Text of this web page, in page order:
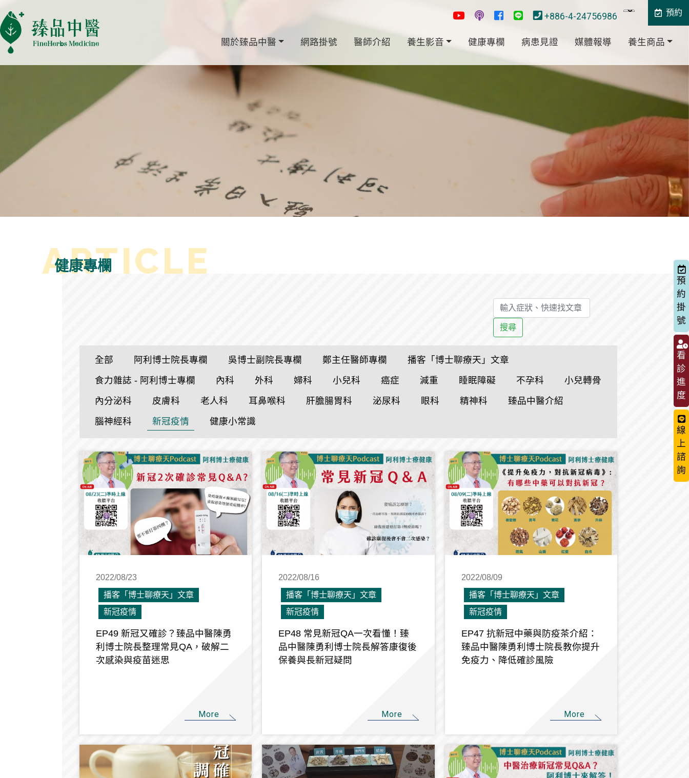
預約
+886-4-24756986
關於臻品中醫 網路掛號 醫師介紹 養生影音 健康專欄 病患見證 媒體報導 養生商品
預
約
掛
號
看
診
進
度
線
上
諮
詢
健康專欄
搜尋
全部 阿利博士院長專欄 吳博士副院長專欄 鄭主任醫師專欄
播客「博士聊療天」文章
食力雜誌 - 阿利博士專欄
內科 外科 婦科 小兒科 癌症 減重 睡眠障礙 不孕科
小兒轉骨
內分泌科
皮膚科 老人科 耳鼻喉科 肝膽腸胃科 泌尿科 眼科 精神科
臻品中醫介紹
腦神經科
新冠疫情 健康小常識
2022/08/23
播客「博士聊療天」文章
新冠疫情
EP49 新冠又確診？臻品中醫陳勇
利博士院長整理常見QA，破解二
次感染與疫苗迷思
More
2022/08/16
播客「博士聊療天」文章
新冠疫情
EP48 常見新冠QA一次看懂！臻
品中醫陳勇利博士院長解答康復後
保養與長新冠疑問
More
2022/08/09
播客「博士聊療天」文章
新冠疫情
EP47 抗新冠中藥與防疫茶介紹：
臻品中醫陳勇利博士院長教你提升
免疫力、降低確診風險
More